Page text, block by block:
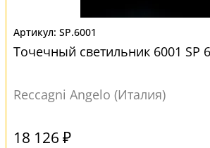
SP.6001
Точечный светильник 6001 SP
Reccagni Angelo (Италия)
18 126 ₽